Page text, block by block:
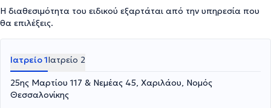
Η διαθεσιμότητα του ειδικού εξαρτάται από την υπηρεσία που
θα επιλέξεις.
Ιατρείο 1Ιατρείο 2
25ης Μαρτίου 117 & Νεμέας 45, Χαριλάου, Νομός
Θεσσαλονίκης